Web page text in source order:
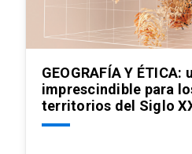
GEOGRAFÍA Y
imprescindible para
territorios del Siglo